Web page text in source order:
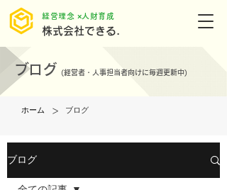
株式会社できる.
​経営理念 ×人財育成
ブログ (経営者・人事担当者向けに毎週更新中)
ホーム > ブログ
ブログ